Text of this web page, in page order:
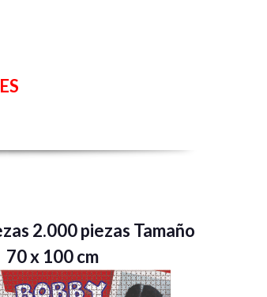
2.000 piezas Tamaño
70 x 100 cm